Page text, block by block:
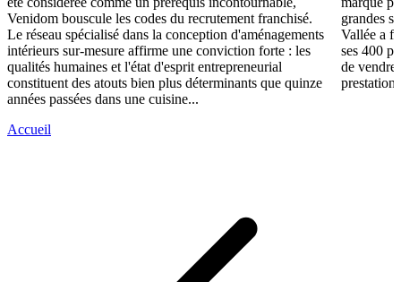
Venidom bouscule les codes du recrutement franchisé.
Le réseau spécialisé dans la conception d'aménagements
intérieurs sur-mesure affirme une conviction forte : les
qualités humaines et l'état d'esprit entrepreneurial
constituent des atouts bien plus déterminants que quinze
années passées dans une cuisine...
grandes
Vallée a
ses 400
de vendre
Accueil